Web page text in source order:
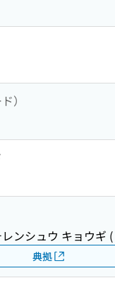
）
ンシュウ キョウギ (
典拠